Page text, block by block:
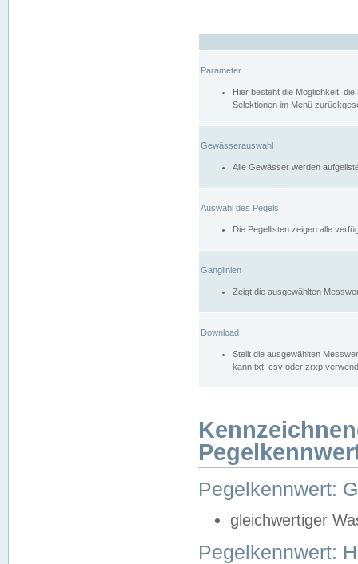
Parameter
Hier besteht die Möglichkeit,
Selektionen im Menü
Gewässerauswahl
Alle Gewässer werden
Auswahl des Pegels
Die Pegellisten zeigen alle
Ganglinien
Zeigt die ausgewählten
Download
Stellt die ausgewählten
kann txt, csv oder zrxp
Pegelkennwert:
gleichwertiger
Pegelkennwert: